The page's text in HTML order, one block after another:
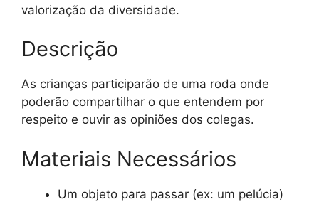
valorização da diversidade.
Descrição
As crianças participarão de uma roda onde
poderão compartilhar o que entendem por
respeito e ouvir as opiniões dos colegas.
Materiais Necessários
Um objeto para passar (ex: um pelúcia)